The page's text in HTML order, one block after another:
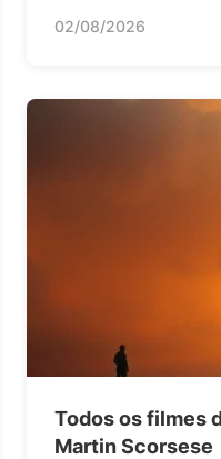
02/08/2026
Todos os filmes
Martin Scorsese